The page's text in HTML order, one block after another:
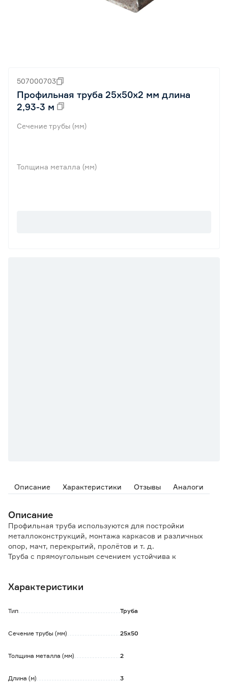
507000703
Профильная труба 25x50x2 мм длина
2,93-3 м
Сечение трубы (мм)
Толщина металла (мм)
Описание Характеристики Отзывы Аналоги
Описание
Профильная труба используются для постройки
металлоконструкций, монтажа каркасов и различных
опор, мачт, перекрытий, пролётов и т. д.
Труба с прямоугольным сечением устойчива к
Элементы профиля прочно соединяются между собой с
(ржавчины), не влияющей на геометрию и прочность
обработка поверхности материала.
Характеристики
Тип Труба
Сечение трубы (мм) 25x50
Толщина металла (мм) 2
Длина (м) 3